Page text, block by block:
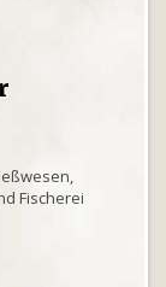
Fischerei